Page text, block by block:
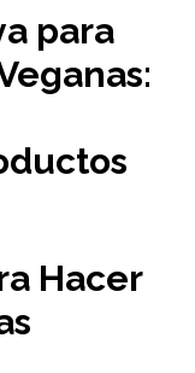
para
Hacer